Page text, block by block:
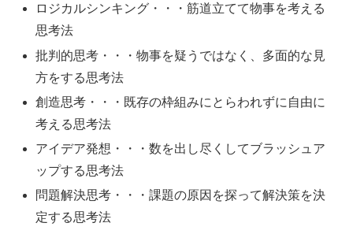
ロジカルシンキング・・・筋道立てて物事を考える
思考法
批判的思考・・・物事を疑うではなく、多面的な見
方をする思考法
創造思考・・・既存の枠組みにとらわれずに自由に
考える思考法
アイデア発想・・・数を出し尽くしてブラッシュア
ップする思考法
問題解決思考・・・課題の原因を探って解決策を決
定する思考法